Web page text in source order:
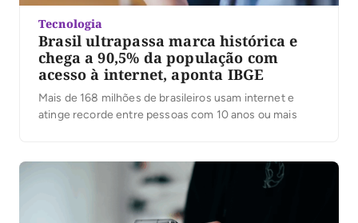
Tecnologia
Brasil ultrapassa marca histórica e
chega a 90,5% da população com
acesso à internet, aponta IBGE
Mais de 168 milhões de brasileiros usam internet e
atinge recorde entre pessoas com 10 anos ou mais